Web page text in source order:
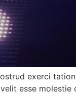
exerci
esse